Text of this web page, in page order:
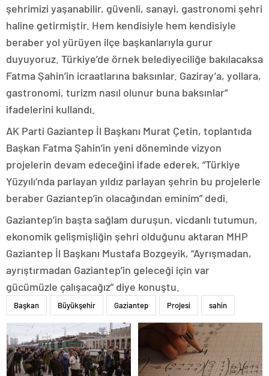
şehrimizi yaşanabilir, güvenli, sanayi, gastronomi şehri
haline getirmiştir. Hem kendisiyle hem kendisiyle
beraber yol yürüyen ilçe başkanlarıyla gurur
duyuyoruz. Türkiye’de örnek belediyeciliğe bakılacaksa
Fatma Şahin’in icraatlarına baksınlar. Gaziray’a, yollara,
gastronomi, turizm nasıl olunur buna baksınlar”
ifadelerini kullandı.
AK Parti Gaziantep İl Başkanı Murat Çetin, toplantıda
Başkan Fatma Şahin’in yeni döneminde vizyon
projelerin devam edeceğini ifade ederek, “Türkiye
Yüzyılı’nda parlayan yıldız parlayan şehrin bu projelerle
beraber Gaziantep’in olacağından eminim” dedi.
Gaziantep’in başta sağlam duruşun, vicdanlı tutumun,
ekonomik gelişmişliğin şehri olduğunu aktaran MHP
Gaziantep İl Başkanı Mustafa Bozgeyik, “Ayrışmadan,
ayrıştırmadan Gaziantep’in geleceği için var
gücümüzle çalışacağız” diye konuştu.
Başkan Büyükşehir Gaziantep Projesi sahin